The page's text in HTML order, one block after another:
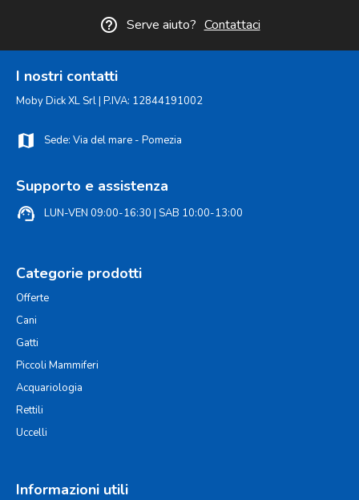
help_outline Serve aiuto? Contattaci
I nostri contatti
Moby Dick XL Srl | P.IVA: 12844191002
map Sede: Via del mare - Pomezia
Supporto e assistenza
support_agent LUN-VEN 09:00-16:30 | SAB 10:00-13:00
Categorie prodotti
Offerte
Cani
Gatti
Piccoli Mammiferi
Acquariologia
Rettili
Uccelli
Informazioni utili